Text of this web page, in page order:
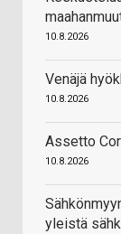
10.8.2026
Venäjä
10.8.2026
Assetto
10.8.2026
yleistä